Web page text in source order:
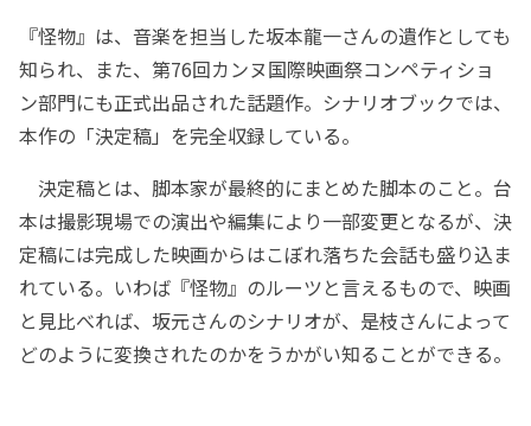
『怪物』は、音楽を担当した坂本龍一さんの遺作としても
知られ、また、第76回カンヌ国際映画祭コンペティショ
ン部門にも正式出品された話題作。シナリオブックでは、
本作の「決定稿」を完全収録している。
決定稿とは、脚本家が最終的にまとめた脚本のこと。台
本は撮影現場での演出や編集により一部変更となるが、決
定稿には完成した映画からはこぼれ落ちた会話も盛り込ま
れている。いわば『怪物』のルーツと言えるもので、映画
と見比べれば、坂元さんのシナリオが、是枝さんによって
どのように変換されたのかをうかがい知ることができる。